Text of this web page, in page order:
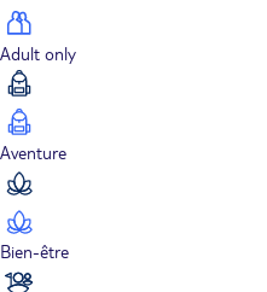
Adult only
Aventure
Bien-être